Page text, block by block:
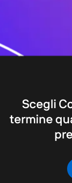
Scegli
termine